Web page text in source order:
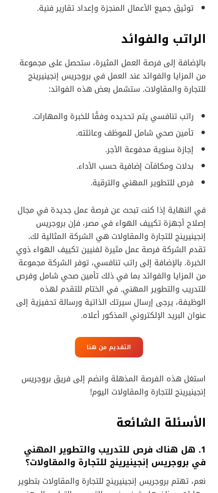
توثيق جميع الأعمال المنجزة وإعداد تقارير فنية.
الراتب والفوائد
بالإضافة إلى فرصة العمل المثيرة، ستحصل على مجموعة
من المزايا والفوائد عند العمل في بروجريس إنجينيرينج
للتجارة والمقاولات. ستشمل بعض هذه الفوائد:
راتب تنافسي يتم تحديده وفقًا للخبرة والمهارات.
تأمين صحي شامل للموظف وعائلته.
إجازة سنوية مدفوعة الأجر.
بدلات ومكافآت إضافية حسب الأداء.
فرص للتطوير المهني والترقية.
في النهاية إذا كنت تبحث عن فرصة عمل جديدة في مجال
إصلاح أجهزة تكييف الهواء في مصر، فإن بروجريس
إنجينيرينج للتجارة والمقاولات هي الشركة المثالية لك.
تقدم الشركة فرصة عمل مثيرة لفنيين تكييف الهواء ذوي
الخبرة. بالإضافة إلى راتب تنافسي، توفر الشركة مجموعة
من المزايا والفوائد بما في ذلك تأمين صحي شامل وفرص
للتدريب والتطوير المهني. في الختام للتقدم لهذه
الوظيفة، يرجى إرسال سيرتك الذاتية ورسالة تحفيزية إلى
عنوان البريد الإلكتروني المذكور أعلاه.
التقديم من هنا
استغل هذه الفرصة المذهلة وانضم إلى فريق بروجريس
إنجينيرينج للتجارة والمقاولات اليوم!
الأسئلة الشائعة
1. هل هناك فرص للتدريب والتطوير المهني
في بروجريس إنجينيرينج للتجارة والمقاولات؟
نعم، تهتم بروجريس إنجينيرينج للتجارة والمقاولات بتطوير